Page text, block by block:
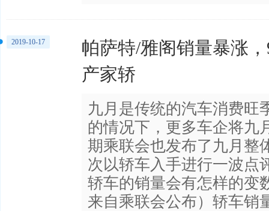
帕萨特/雅阁销量暴涨
产家轿
九月是传统的汽车消费旺
的情况下，更多车企将九
期乘联会也发布了九月整
次以轿车入手进行一波点
轿车的销量会有怎样的变
来自乘联会公布）轿车销
2019-10-17